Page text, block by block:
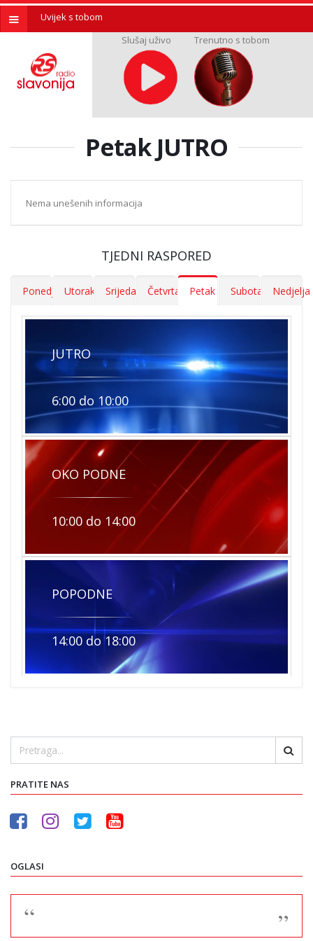
Uvijek s tobom
Slušaj uživo
Trenutno s tobom
Petak JUTRO
Nema unešenih informacija
TJEDNI RASPORED
PonedjeljakUtorak Srijeda Četvrtak Petak Subota Nedjelja
JUTRO
6:00 do 10:00
OKO PODNE
10:00 do 14:00
POPODNE
14:00 do 18:00
PRATITE NAS
OGLASI